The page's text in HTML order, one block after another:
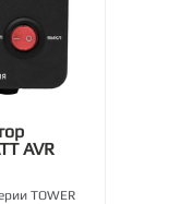
AVR
TOWER